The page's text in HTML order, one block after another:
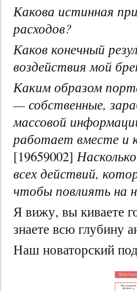
Какова истинная
расходов?
Каков конечный
воздействия мой
Каким образом
— собственные,
массовой
работает вместе и
[19659002]
всех действий,
чтобы повлиять на
Я вижу, вы киваете
знаете всю глубину
Наш новаторский